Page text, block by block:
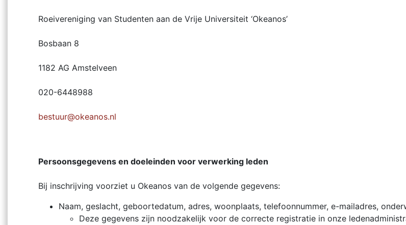
Roeivereniging van Studenten aan de Vrije Universiteit ‘Okeanos’
Bosbaan 8
1182 AG Amstelveen
020-6448988
bestuur@okeanos.nl
Persoonsgegevens en doeleinden voor verwerking leden
Bij inschrijving voorziet u Okeanos van de volgende gegevens:
Naam, geslacht, geboortedatum, adres, woonplaats, telefoonnummer, e-mailadres,
Deze gegevens zijn noodzakelijk voor de correcte registratie in onze